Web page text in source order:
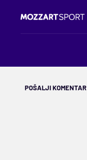
POŠALJI KOMENTAR